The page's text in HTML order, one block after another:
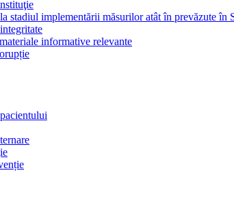
stadiul implementării măsurilor atât în prevăzute în
informative relevante